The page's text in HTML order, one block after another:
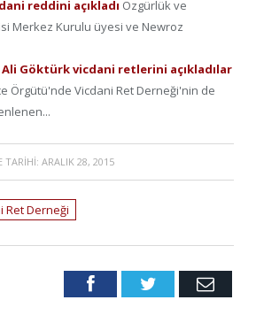
reddini açıkladı Özgürlük ve
Merkez Kurulu üyesi ve Newroz
Göktürk vicdani retlerini açıkladılar
Örgütü'nde Vicdani Ret Derneği'nin de
TARIHI: ARALIK 28, 2015
Ret Derneği
FacebookTwitter Email